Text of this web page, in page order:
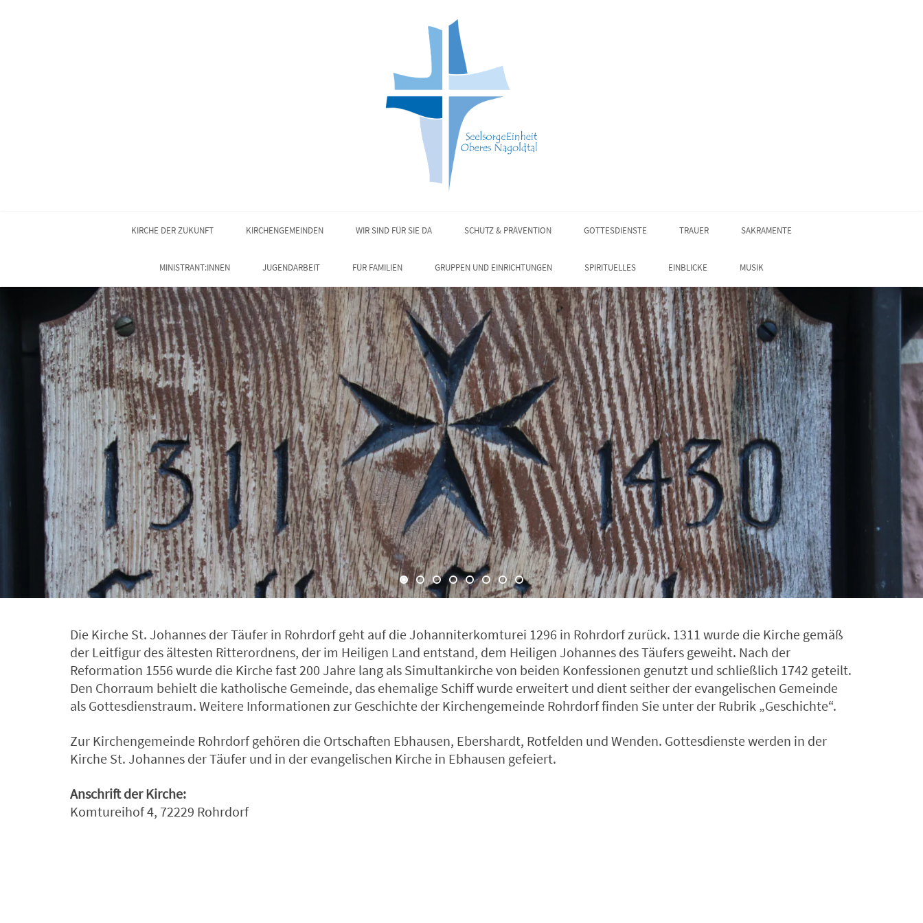
KIRCHE DER ZUKUNFT KIRCHENGEMEINDEN WIR SIND FÜR SIE DA SCHUTZ & PRÄVENTION GOTTESDIENSTE TRAUER SAKRAMENTE
MINISTRANT:INNEN JUGENDARBEIT FÜR FAMILIEN GRUPPEN UND EINRICHTUNGEN SPIRITUELLES EINBLICKE MUSIK
Die Kirche St. Johannes der Täufer in Rohrdorf geht auf die Johanniterkomturei 1296 in Rohrdorf zurück. 1311 wurde die Kirche gemäß
der Leitfigur des ältesten Ritterordnens, der im Heiligen Land entstand, dem Heiligen Johannes des Täufers geweiht. Nach der
Reformation 1556 wurde die Kirche fast 200 Jahre lang als Simultankirche von beiden Konfessionen genutzt und schließlich 1742 geteilt.
Den Chorraum behielt die katholische Gemeinde, das ehemalige Schiff wurde erweitert und dient seither der evangelischen Gemeinde
als Gottesdienstraum. Weitere Informationen zur Geschichte der Kirchengemeinde Rohrdorf finden Sie unter der Rubrik „Geschichte“.
Zur Kirchengemeinde Rohrdorf gehören die Ortschaften Ebhausen, Ebershardt, Rotfelden und Wenden. Gottesdienste werden in der
Kirche St. Johannes der Täufer und in der evangelischen Kirche in Ebhausen gefeiert.
Anschrift der Kirche:
Komtureihof 4, 72229 Rohrdorf